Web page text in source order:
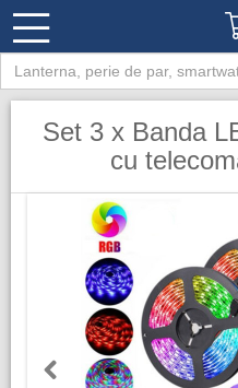
Set 3 x Banda
cu